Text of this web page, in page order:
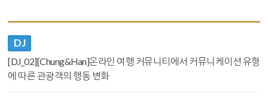
DJ
[DJ_02][Chung&Han]온라인 여행 커뮤니티에서 커뮤니케이션 유형
에 따른 관광객의 행동 변화